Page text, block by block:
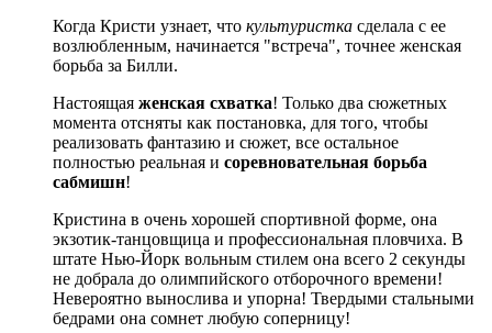
Когда Кристи узнает, что культуристка сделала с ее
возлюбленным, начинается "встреча", точнее женская
борьба за Билли.
Настоящая женская схватка! Только два сюжетных
момента отсняты как постановка, для того, чтобы
реализовать фантазию и сюжет, все остальное
полностью реальная и соревновательная борьба
сабмишн!
Кристина в очень хорошей спортивной форме, она
экзотик-танцовщица и профессиональная пловчиха. В
штате Нью-Йорк вольным стилем она всего 2 секунды
не добрала до олимпийского отборочного времени!
Невероятно вынослива и упорна! Твердыми стальными
бедрами она сомнет любую соперницу!